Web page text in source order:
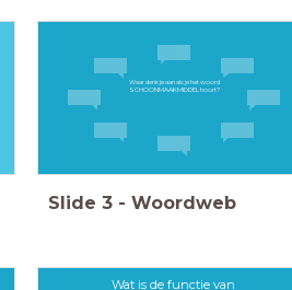
Waar denk je aan als je het woord
SCHOONMAAKMIDDEL hoort?
Slide 3 - Woordweb
Wat is de functie van